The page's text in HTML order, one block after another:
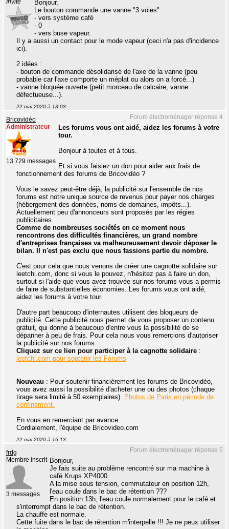
Invité
Bonjour,
Le bouton commande une vanne "3 voies" :
- vers système café
- 0
- vers buse vapeur.
Il y a aussi un contact pour le mode vapeur (ceci n'a pas d'incidence
ici).
2 idées :
- bouton de commande désolidarisé de l'axe de la vanne (peu
probable car l'axe comporte un méplat ou alors on a forcé...)
- vanne bloquée ouverte (petit morceau de calcaire, vanne
défectueuse...).
22 mai 2020 à 13:03
Forum électroménager réponse 4
Bricovidéo
Administrateur
13 729 messages
Les forums vous ont aidé, aidez les forums à votre
tour.
Bonjour à toutes et à tous.
Et si vous faisiez un don pour aider aux frais de
fonctionnement des forums de Bricovidéo ?
Vous le savez peut-être déjà, la publicité sur l'ensemble de nos
forums est notre unique source de revenus pour payer nos charges
(hébergement des données, noms de domaines, impôts...).
Actuellement peu d'annonceurs sont proposés par les régies
publicitaires.
Comme de nombreuses sociétés en ce moment nous
rencontrons des difficultés financières, un grand nombre
d'entreprises françaises va malheureusement devoir déposer le
bilan. Il n'est pas exclu que nous fassions partie du nombre.
C'est pour cela que nous venons de créer une cagnotte solidaire sur
leetchi.com, donc si vous le pouvez, n'hésitez pas à faire un don,
surtout si l'aide que vous avez trouvée sur nos forums vous a permis
de faire de substantielles économies. Les forums vous ont aidé,
aidez les forums à votre tour.
D'autre part beaucoup d'internautes utilisent des bloqueurs de
publicité. Cette publicité nous permet de vous proposer un contenu
gratuit, qui donne à beaucoup d'entre vous la possibilité de se
dépanner à peu de frais. Pour cela nous vous remercions d'autoriser
la publicité sur nos forums.
Cliquez sur ce lien pour participer à la cagnotte solidaire :
leetchi.com pour soutenir les Forums
Nouveau : Pour soutenir financièrement les forums de Bricovidéo,
vous avez aussi la possibilité d'acheter une ou des photos (chaque
tirage sera limité à 50 exemplaires). Photos de Paris en période de
confinement.
En vous en remerciant par avance.
Cordialement, l'équipe de Bricovideo.com
22 mai 2020 à 16:13
Forum électroménager réponse 5
frdg
Membre inscrit
3 messages
Bonjour,
Je fais suite au problème rencontré sur ma machine à
café Krups XP4000.
A la mise sous tension, commutateur en position 12h,
l'eau coule dans le bac de rétention ???
En position 13h, l'eau coule normalement pour le café et
s'interrompt dans le bac de rétention.
La chauffe est normale.
Cette fuite dans le bac de rétention m'interpelle !!! Je ne peux utiliser